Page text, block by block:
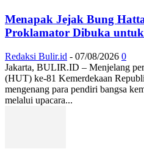
Menapak Jejak Bung
Proklamator Dibuka
Redaksi Bulir.id - 07/08/2026 0
Jakarta, BULIR.ID – Menjelang
(HUT) ke-81 Kemerdekaan
mengenang para pendiri bangsa
melalui upacara...